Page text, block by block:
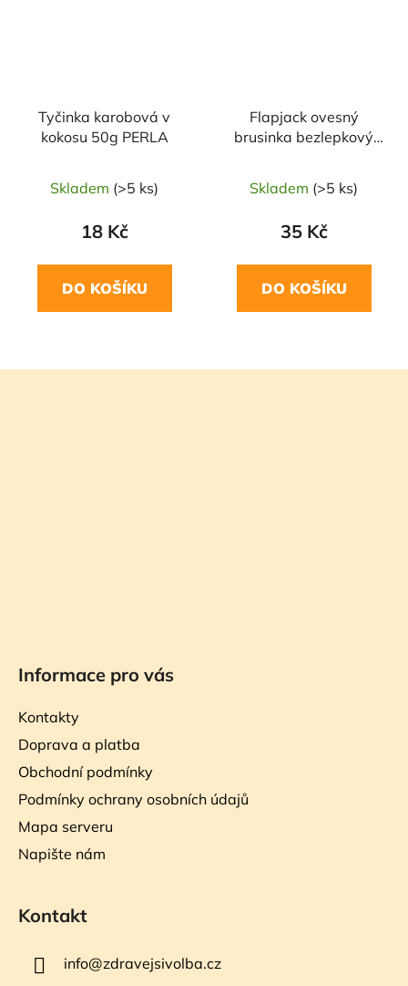
Tyčinka karobová v
kokosu 50g PERLA
Skladem (>5 ks)
18 Kč
DO KOŠÍKU
Flapjack ovesný
brusinka bezlepkový
Skladem (>5 ks)
35 Kč
DO KOŠÍKU
Informace pro vás
Kontakty
Doprava a platba
Obchodní podmínky
Podmínky ochrany osobních údajů
Mapa serveru
Napište nám
Kontakt
info@zdravejsivolba.cz